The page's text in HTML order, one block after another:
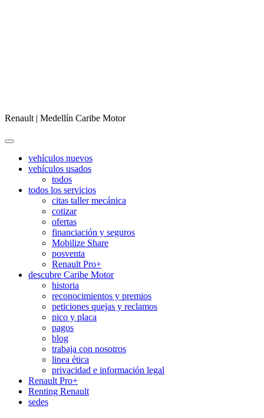
Renault | Medellín Caribe Motor
vehículos nuevos
vehículos usados
todos
todos los servicios
citas taller mecánica
cotizar
ofertas
financiación y seguros
Mobilize Share
posventa
Renault Pro+
descubre Caribe Motor
historia
reconocimientos y premios
peticiones quejas y reclamos
pico y placa
pagos
blog
trabaja con nosotros
linea ética
privacidad e información legal
Renault Pro+
Renting Renault
sedes